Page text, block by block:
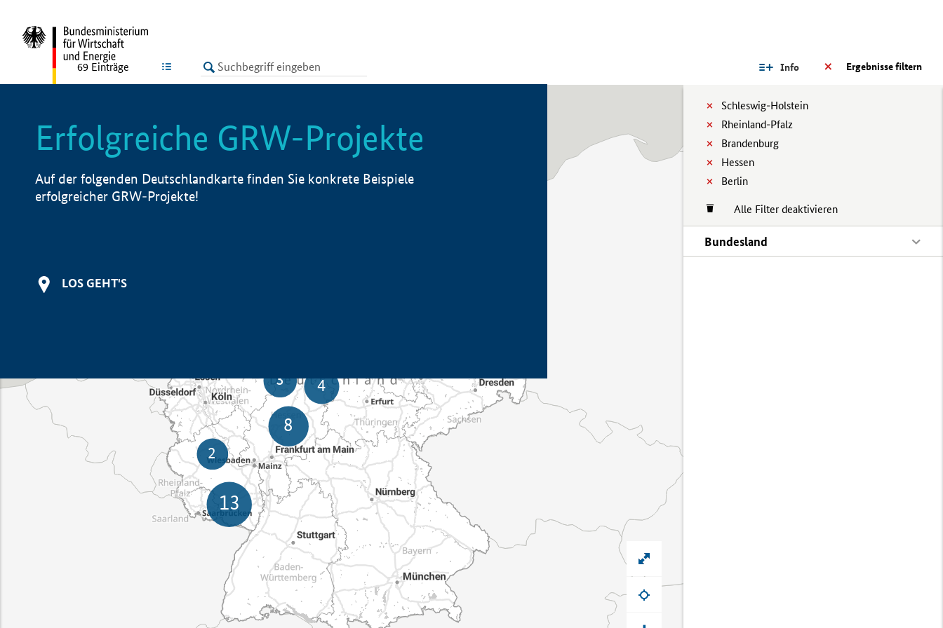
LISTE Ergebnisse filtern
Info
Schleswig-Holstein
Rheinland-Pfalz
Brandenburg
Hessen
Berlin
Alle Filter deaktivieren
Bundesland
69 Einträge
Erfolgreiche GRW-Projekte
Auf der folgenden Deutschlandkarte finden Sie konkrete Beispiele
erfolgreicher GRW-Projekte!
LOS GEHT'S